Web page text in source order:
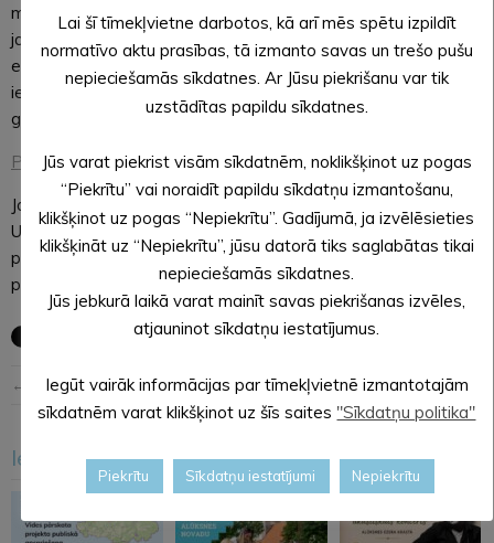
m un
jau
esoš
iem uzņēmējiem. Pieteikties semināram varēs līdz 2018.
gada 12. martam.
Pieteikšanās_anketa
Jautājumu vai neskaidrību gadījumā lūdzam sazināties ar
Uzņēmējdarbības atbalsta speciālisti Māru Saldābolu zvanot
pa tālruni 25425222 vai rakstot e-
pastā
mara.saldabola@aluksne.lv
← Iepriekšējā ziņa Nākošā ziņa →
Iesakām arī šo
Lai šī tīmekļvietne darbotos, kā arī mēs spētu izpildīt
normatīvo aktu prasības, tā izmanto savas un trešo pušu
nepieciešamās sīkdatnes. Ar Jūsu piekrišanu var tik
uzstādītas papildu sīkdatnes.
Jūs varat piekrist visām sīkdatnēm, noklikšķinot uz pogas
“Piekrītu” vai noraidīt papildu sīkdatņu izmantošanu,
klikšķinot uz pogas “Nepiekrītu”. Gadījumā, ja izvēlēsieties
klikšķināt uz “Nepiekrītu”, jūsu datorā tiks saglabātas tikai
nepieciešamās sīkdatnes.
Jūs jebkurā laikā varat mainīt savas piekrišanas izvēles,
atjauninot sīkdatņu iestatījumus.
Iegūt vairāk informācijas par tīmekļvietnē izmantotajām
sīkdatnēm varat klikšķinot uz šīs saites "Sīkdatņu politika"
Piekrītu Sīkdatņu iestatījumi Nepiekrītu